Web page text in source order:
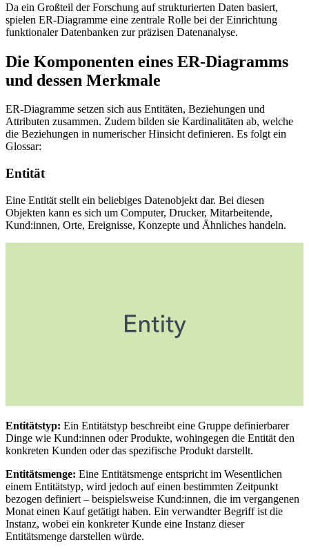
Da ein Großteil der Forschung auf strukturierten Daten basiert,
spielen ER-Diagramme eine zentrale Rolle bei der Einrichtung
funktionaler Datenbanken zur präzisen Datenanalyse.
Die Komponenten eines ER-Diagramms
und dessen Merkmale
ER-Diagramme setzen sich aus Entitäten, Beziehungen und
Attributen zusammen. Zudem bilden sie Kardinalitäten ab, welche
die Beziehungen in numerischer Hinsicht definieren. Es folgt ein
Glossar:
Entität
Eine Entität stellt ein beliebiges Datenobjekt dar. Bei diesen
Objekten kann es sich um Computer, Drucker, Mitarbeitende,
Kund:innen, Orte, Ereignisse, Konzepte und Ähnliches handeln.
Entitätstyp: Ein Entitätstyp beschreibt eine Gruppe definierbarer
Dinge wie Kund:innen oder Produkte, wohingegen die Entität den
konkreten Kunden oder das spezifische Produkt darstellt.
Entitätsmenge: Eine Entitätsmenge entspricht im Wesentlichen
einem Entitätstyp, wird jedoch auf einen bestimmten Zeitpunkt
bezogen definiert – beispielsweise Kund:innen, die im vergangenen
Monat einen Kauf getätigt haben. Ein verwandter Begriff ist die
Instanz, wobei ein konkreter Kunde eine Instanz dieser
Entitätsmenge darstellen würde.